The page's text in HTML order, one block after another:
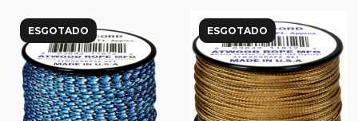
ESGOTADO ESGOTADO